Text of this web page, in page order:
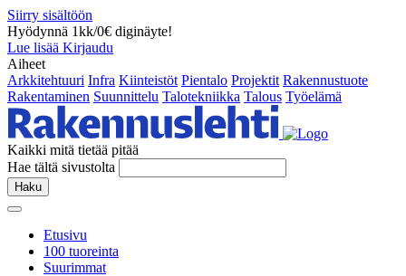
Siirry sisältöön
Hyödynnä 1kk/0€ diginäyte!
Lue lisää Kirjaudu
Aiheet
Arkkitehtuuri Infra Kiinteistöt Pientalo Projektit Rakennustuote
Rakentaminen Suunnittelu Talotekniikka Talous Työelämä
Kaikki mitä tietää pitää
Hae tältä sivustolta
Haku
Etusivu
100 tuoreinta
Suurimmat